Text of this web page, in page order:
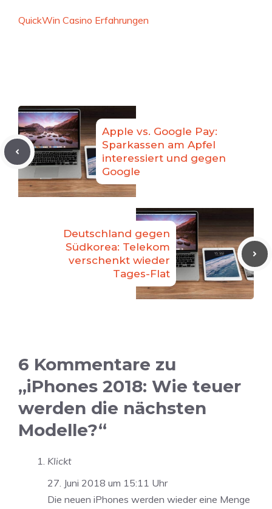
QuickWin Casino Erfahrungen
Apple vs. Google Pay:
Sparkassen am Apfel
interessiert und gegen
Google
Deutschland gegen
Südkorea: Telekom
verschenkt wieder
Tages-Flat
6 Kommentare zu
„iPhones 2018: Wie teuer
werden die nächsten
Modelle?“
Klickt
27. Juni 2018 um 15:11 Uhr
Die neuen iPhones werden wieder eine Menge